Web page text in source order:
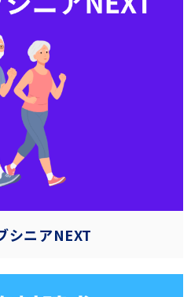
シニアNEXT